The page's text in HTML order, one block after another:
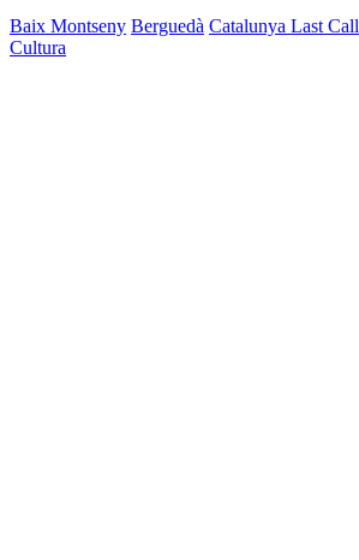
Baix Montseny Berguedà Catalunya Last Call
Cultura